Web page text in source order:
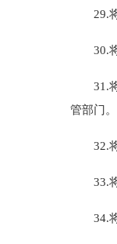
29.将
30.将
31.将
管部门。
32.将
33.将
34.将